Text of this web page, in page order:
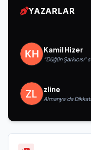
YAZARLAR
Kamil Hizer
“Düğün
zline
Almanya’da